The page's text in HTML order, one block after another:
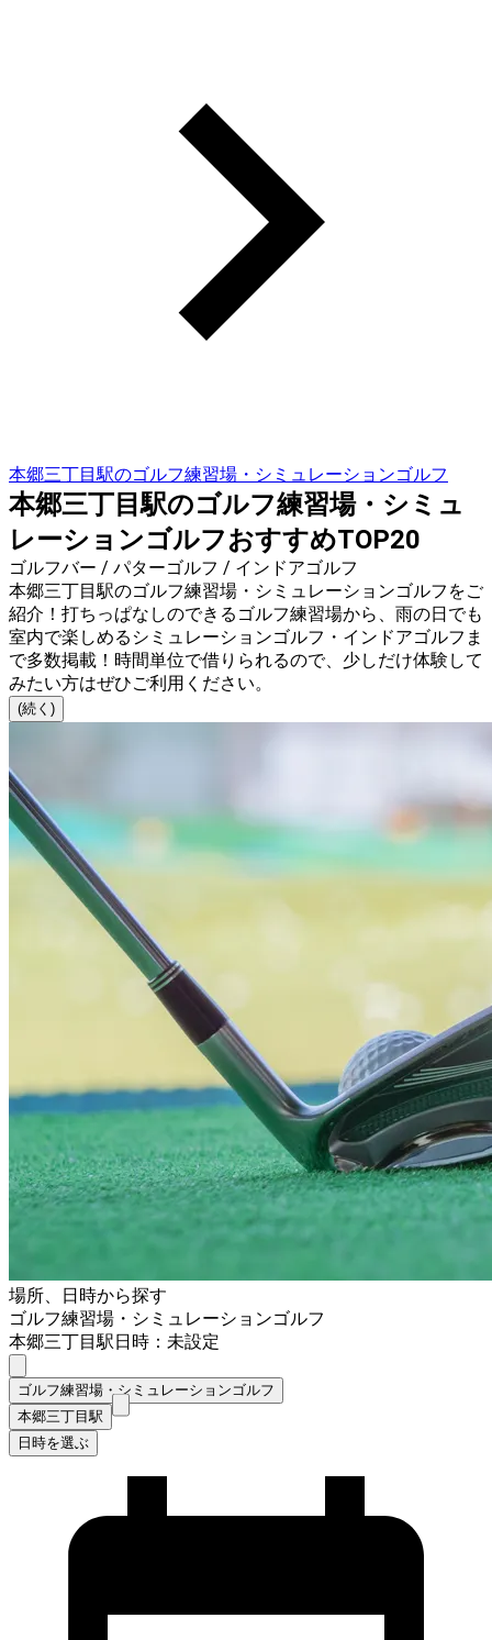
本郷三丁目駅のゴルフ練習場・シミュレーションゴルフ
本郷三丁目駅のゴルフ練習場・シミュ
レーションゴルフおすすめTOP20
ゴルフバー / パターゴルフ / インドアゴルフ
本郷三丁目駅のゴルフ練習場・シミュレーションゴルフをご
紹介！打ちっぱなしのできるゴルフ練習場から、雨の日でも
室内で楽しめるシミュレーションゴルフ・インドアゴルフま
で多数掲載！時間単位で借りられるので、少しだけ体験して
みたい方はぜひご利用ください。
(続く)
場所、日時から探す
ゴルフ練習場・シミュレーションゴルフ
本郷三丁目駅日時：未設定
ゴルフ練習場・シミュレーションゴルフ
本郷三丁目駅
日時を選ぶ